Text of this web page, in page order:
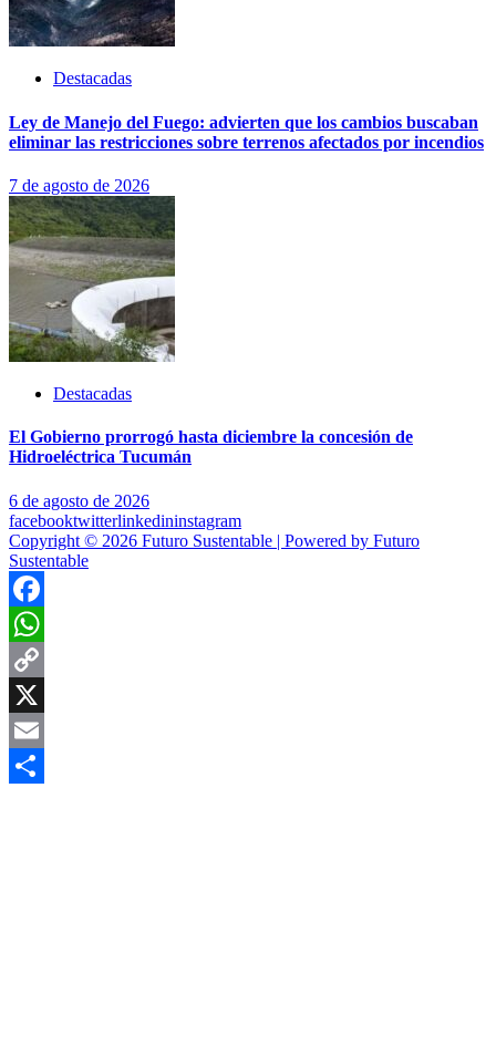
Destacadas
Ley de Manejo del Fuego: advierten que los cambios buscaban
eliminar las restricciones sobre terrenos afectados por incendios
7 de agosto de 2026
Destacadas
El Gobierno prorrogó hasta diciembre la concesión de
Hidroeléctrica Tucumán
6 de agosto de 2026
facebooktwitterlinkedininstagram
Copyright © 2026 Futuro Sustentable | Powered by Futuro
Sustentable
Facebook
WhatsApp
Copy
Link
X
Email